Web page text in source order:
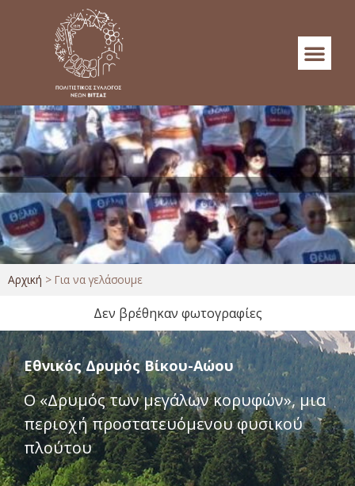
Αρχική > Για να γελάσουμε
Δεν βρέθηκαν φωτογραφίες
Εθνικός Δρυμός Βίκου-Αώου
Ο «Δρυμός των μεγάλων κορυφών», μια
περιοχή προστατευόμενου φυσικού
πλούτου